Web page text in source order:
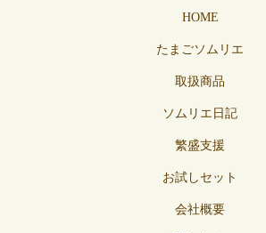
HOME
たまごソムリエ
取扱商品
ソムリエ日記
繁盛支援
お試しセット
会社概要